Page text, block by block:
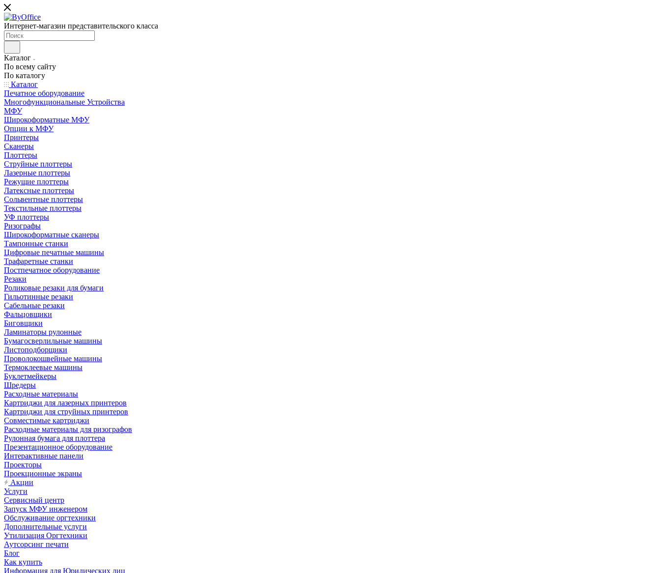
Интернет-магазин представительского класса
Каталог
По всему сайту
По каталогу
Каталог
Печатное оборудование
Многофункциональные Устройства
МФУ
Широкоформатные МФУ
Опции к МФУ
Принтеры
Сканеры
Плоттеры
Струйные плоттеры
Лазерные плоттеры
Режущие плоттеры
Латексные плоттеры
Сольвентные плоттеры
Текстильные плоттеры
УФ плоттеры
Ризографы
Широкоформатные сканеры
Тампонные станки
Цифровые печатные машины
Трафаретные станки
Постпечатное оборудование
Резаки
Роликовые резаки для бумаги
Гильотинные резаки
Сабельные резаки
Фальцовщики
Биговщики
Ламинаторы рулонные
Бумагосверлильные машины
Листоподборщики
Проволокошвейные машины
Термоклеевые машины
Буклетмейкеры
Шредеры
Расходные материалы
Картриджи для лазерных принтеров
Картриджи для струйных принтеров
Совместимые картриджи
Расходные материалы для ризографов
Рулонная бумага для плоттера
Презентационное оборудование
Интерактивные панели
Проекторы
Проекционные экраны
Акции
Услуги
Сервисный центр
Запуск МФУ инженером
Обслуживание оргтехники
Дополнительные услуги
Утилизация Оргтехники
Аутсорсинг печати
Блог
Как купить
Информация для Юридических лиц